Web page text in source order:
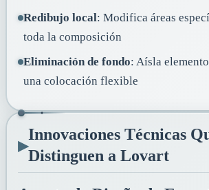
Redibujo local: Modifica áreas
toda la composición
Eliminación de fondo: Aísla
una colocación flexible
▸Innovaciones Técnicas
Distinguen a Lovart